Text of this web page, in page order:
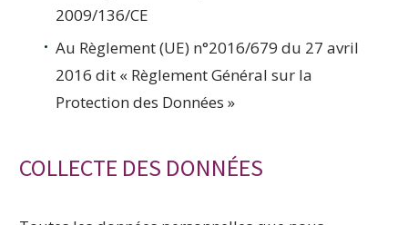
2009/136/CE
Au Règlement (UE) n°2016/679 du 27 avril
2016 dit « Règlement Général sur la
Protection des Données »
COLLECTE DES DONNÉES